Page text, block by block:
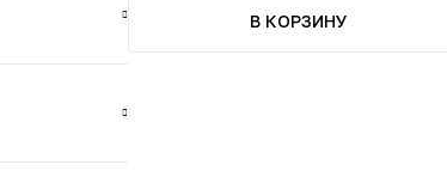
В КОРЗИНУ